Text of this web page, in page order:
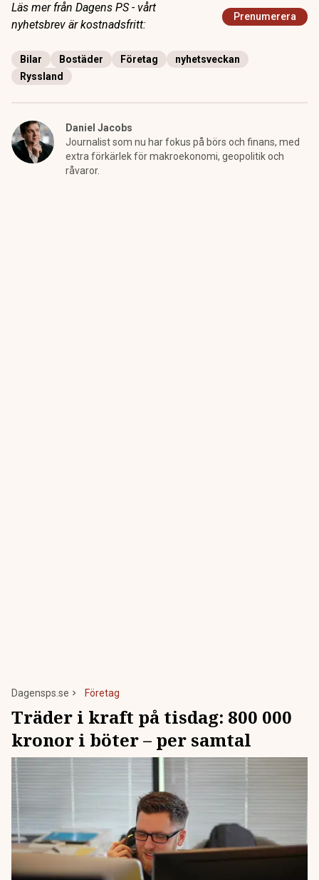
Läs mer från Dagens PS - vårt
nyhetsbrev är kostnadsfritt:
Prenumerera
Bilar Bostäder Företag
nyhetsveckan
Ryssland
Daniel Jacobs
Journalist som nu har fokus på börs och finans, med
extra förkärlek för makroekonomi, geopolitik och
råvaror.
Dagensps.se Företag
Träder i kraft på tisdag: 800 000
kronor i böter – per samtal